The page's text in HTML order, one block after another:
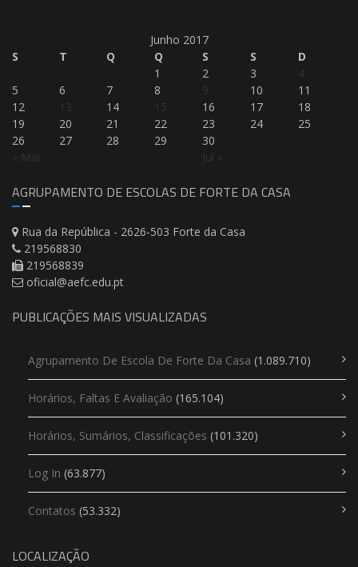
Junho 2017
S
T Q Q S S D
« Mai Jul »
1 2 3
4
5
6 7 8 9 10
11
12
13 14 15 16 17
18
19
20 21 22 23 24
25
26
27 28 29 30
AGRUPAMENTO DE ESCOLAS DE FORTE DA CASA
Rua da República - 2626-503 Forte da Casa
219568830
219568839
oficial@aefc.edu.pt
PUBLICAÇÕES MAIS VISUALIZADAS
Agrupamento De Escola De Forte Da Casa (1.089.710)
Horários, Faltas E Avaliação (165.104)
Horários, Sumários, Classificações (101.320)
Log In (63.877)
Contatos (53.332)
LOCALIZAÇÃO